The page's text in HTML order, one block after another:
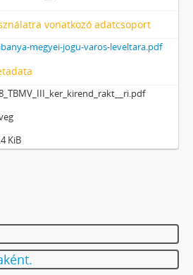
vonatkozó adatcsoport
megyei-jogu-varos-leveltara.pdf
KiB